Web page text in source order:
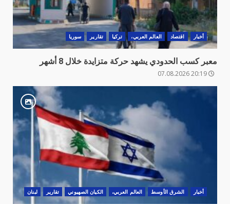
أخبار اقتصاد العالم العربي، تركيا تقارير سوريا
معبر كسب الحدودي يشهد حركة متزايدة خلال 8 أشهر
أخبار الشرق الأوسط العالم العربي، الكيان الصهيوني تقارير لبنان